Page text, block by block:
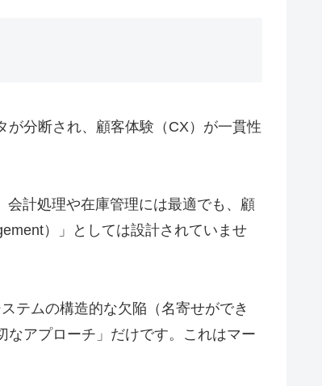
分断され、顧客体験（CX）が一貫性
計処理や在庫管理には最適でも、顧
）」としては設計されていませ
テムの構造的な欠陥（名寄せができ
アプローチ」だけです。これはマー